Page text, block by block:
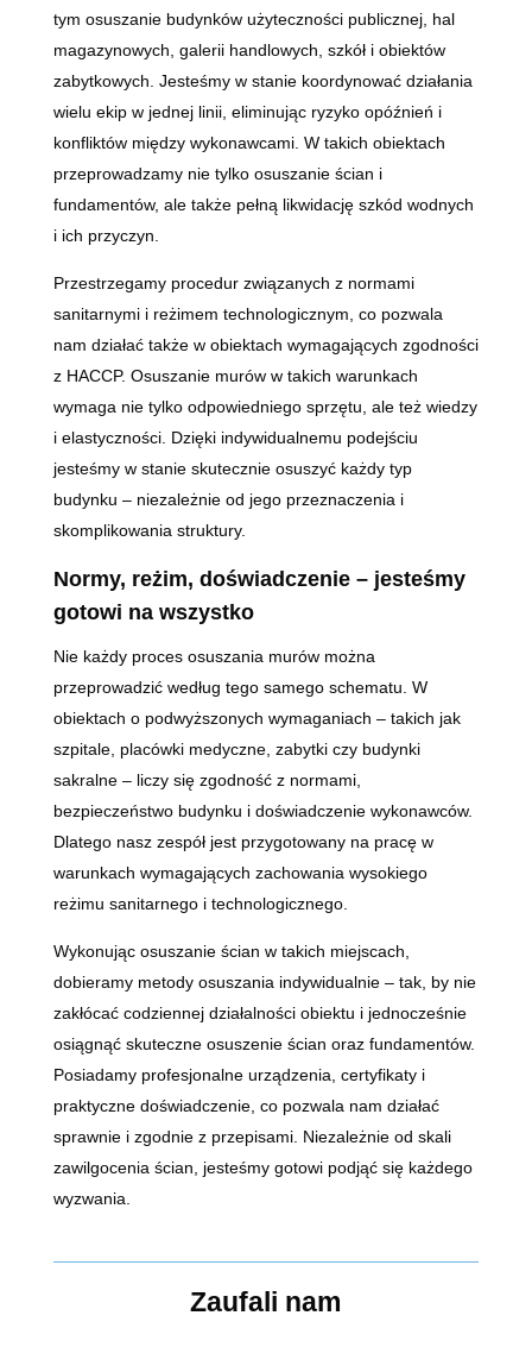
tym osuszanie budynków użyteczności publicznej, hal
magazynowych, galerii handlowych, szkół i obiektów
zabytkowych. Jesteśmy w stanie koordynować działania
wielu ekip w jednej linii, eliminując ryzyko opóźnień i
konfliktów między wykonawcami. W takich obiektach
przeprowadzamy nie tylko osuszanie ścian i
fundamentów, ale także pełną likwidację szkód wodnych
i ich przyczyn.
Przestrzegamy procedur związanych z normami
sanitarnymi i reżimem technologicznym, co pozwala
nam działać także w obiektach wymagających zgodności
z HACCP. Osuszanie murów w takich warunkach
wymaga nie tylko odpowiedniego sprzętu, ale też wiedzy
i elastyczności. Dzięki indywidualnemu podejściu
jesteśmy w stanie skutecznie osuszyć każdy typ
budynku – niezależnie od jego przeznaczenia i
skomplikowania struktury.
Normy, reżim, doświadczenie – jesteśmy
gotowi na wszystko
Nie każdy proces osuszania murów można
przeprowadzić według tego samego schematu. W
obiektach o podwyższonych wymaganiach – takich jak
szpitale, placówki medyczne, zabytki czy budynki
sakralne – liczy się zgodność z normami,
bezpieczeństwo budynku i doświadczenie wykonawców.
Dlatego nasz zespół jest przygotowany na pracę w
warunkach wymagających zachowania wysokiego
reżimu sanitarnego i technologicznego.
Wykonując osuszanie ścian w takich miejscach,
dobieramy metody osuszania indywidualnie – tak, by nie
zakłócać codziennej działalności obiektu i jednocześnie
osiągnąć skuteczne osuszenie ścian oraz fundamentów.
Posiadamy profesjonalne urządzenia, certyfikaty i
praktyczne doświadczenie, co pozwala nam działać
sprawnie i zgodnie z przepisami. Niezależnie od skali
zawilgocenia ścian, jesteśmy gotowi podjąć się każdego
wyzwania.
Zaufali nam